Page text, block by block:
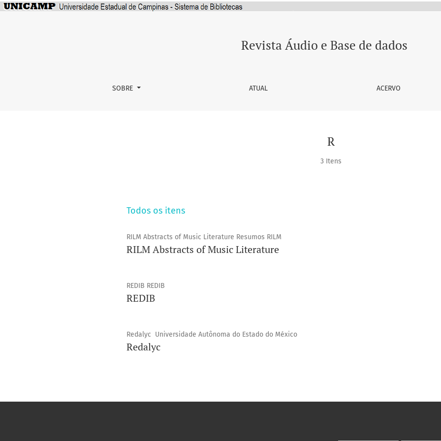
Revista Áudio e Base de dados
SOBRE ATUAL ACERVO
R
3 Itens
Todos os itens
RILM Abstracts of Music Literature Resumos RILM
RILM Abstracts of Music Literature
REDIB REDIB
REDIB
Redalyc Universidade Autônoma do Estado do México
Redalyc